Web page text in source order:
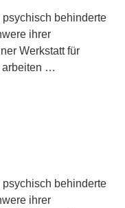
psychisch behinderte
ihrer
Werkstatt für
arbeiten …
psychisch behinderte
ihrer